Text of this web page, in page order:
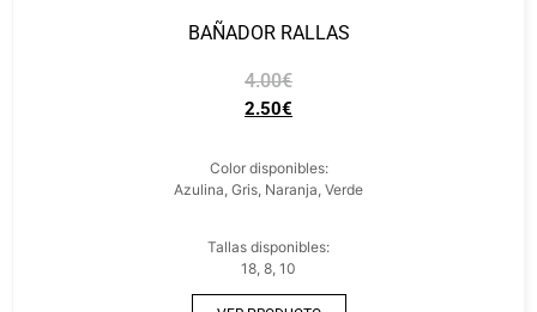
BAÑADOR RALLAS
4.00€
2.50€
Color disponibles:
Azulina, Gris, Naranja, Verde
Tallas disponibles:
18, 8, 10